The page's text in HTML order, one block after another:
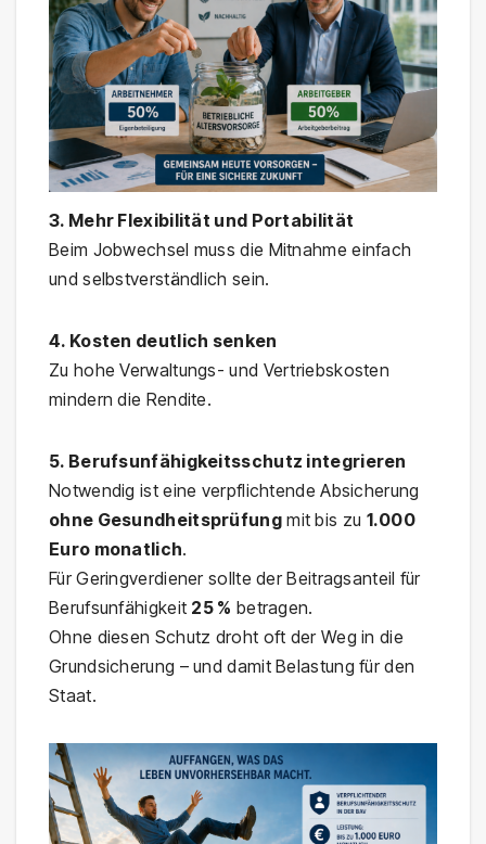
3. Mehr Flexibilität und Portabilität
Beim Jobwechsel muss die Mitnahme einfach
und selbstverständlich sein.
4. Kosten deutlich senken
Zu hohe Verwaltungs- und Vertriebskosten
mindern die Rendite.
5. Berufsunfähigkeitsschutz integrieren
Notwendig ist eine verpflichtende Absicherung
ohne Gesundheitsprüfungmit bis zu 1.000
Euro monatlich.
Für Geringverdiener sollte der Beitragsanteil für
Berufsunfähigkeit 25 % betragen.
Ohne diesen Schutz droht oft der Weg in die
Grundsicherung – und damit Belastung für den
Staat.